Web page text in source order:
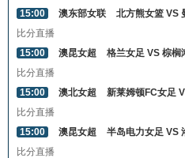
15:00
澳东部女联
北方熊女篮 VS
比分直播
15:00
澳昆女超
格兰女足 VS 棕榈
比分直播
15:00
澳北女超
新莱姆顿FC女足
比分直播
15:00
澳昆女超
半岛电力女足 VS
比分直播